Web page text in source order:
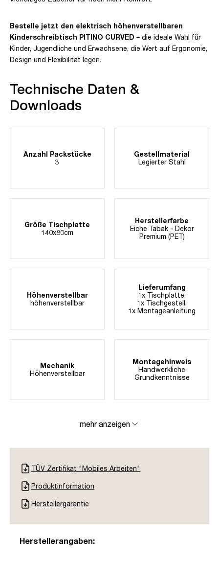
Bestelle jetzt den elektrisch höhenverstellbaren
Kinderschreibtisch PITINO CURVED – die ideale Wahl für
Kinder, Jugendliche und Erwachsene, die Wert auf Ergonomie,
Design und Flexibilität legen.
Technische Daten &
Downloads
Anzahl Packstücke
3
Gestellmaterial
Legierter Stahl
Größe Tischplatte
140x80cm
Herstellerfarbe
Eiche Tabak - Dekor
Premium (PET)
Höhenverstellbar
höhenverstellbar
Lieferumfang
1x Tischplatte,
1x Tischgestell,
1x Montageanleitung
Mechanik
Höhenverstellbar
Montagehinweis
Handwerkliche
Grundkenntnisse
mehr anzeigen
TÜV Zertifikat "Mobiles Arbeiten"
Produktinformation
Herstellergarantie
Herstellerangaben: